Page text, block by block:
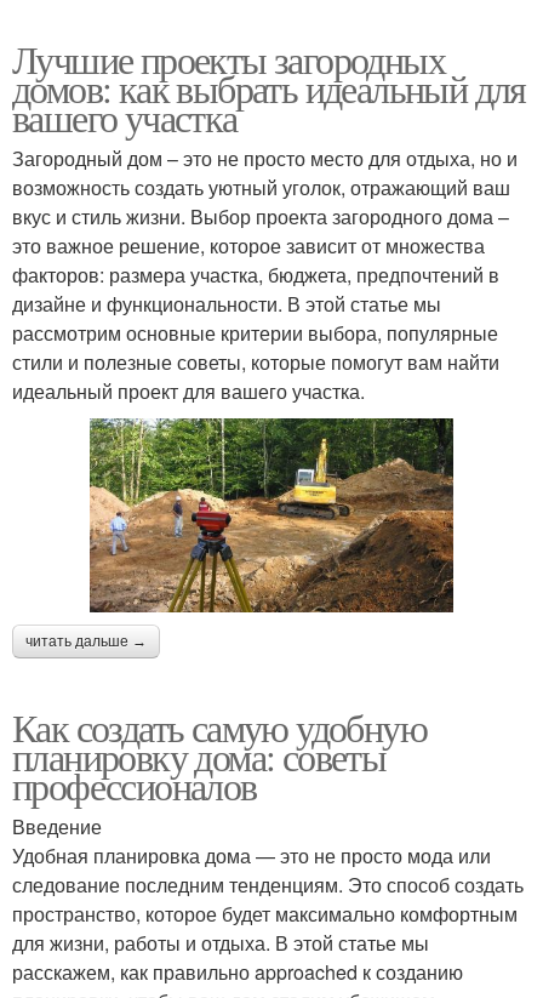
Лучшие проекты загородных
домов: как выбрать идеальный для
вашего участка
Загородный дом – это не просто место для отдыха, но и
возможность создать уютный уголок, отражающий ваш
вкус и стиль жизни. Выбор проекта загородного дома –
это важное решение, которое зависит от множества
факторов: размера участка, бюджета, предпочтений в
дизайне и функциональности. В этой статье мы
рассмотрим основные критерии выбора, популярные
стили и полезные советы, которые помогут вам найти
идеальный проект для вашего участка.
читать дальше →
Как создать самую удобную
планировку дома: советы
профессионалов
Введение
Удобная планировка дома — это не просто мода или
следование последним тенденциям. Это способ создать
пространство, которое будет максимально комфортным
для жизни, работы и отдыха. В этой статье мы
расскажем, как правильно approached к созданию